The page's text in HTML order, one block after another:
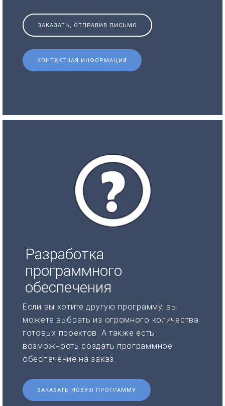
ЗАКАЗАТЬ, ОТПРАВИВ ПИСЬМО
КОНТАКТНАЯ ИНФОРМАЦИЯ
Разработка
программного
обеспечения
Если вы хотите другую программу, вы
можете выбрать из огромного количества
готовых проектов. А также есть
возможность создать программное
обеспечение на заказ.
ЗАКАЗАТЬ НОВУЮ ПРОГРАММУ